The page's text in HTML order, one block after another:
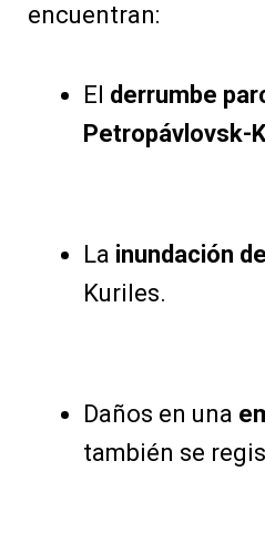
encuentran:
El derrumbe
Petropávlovsk-
La inundación
Kuriles.
Daños en una
también se